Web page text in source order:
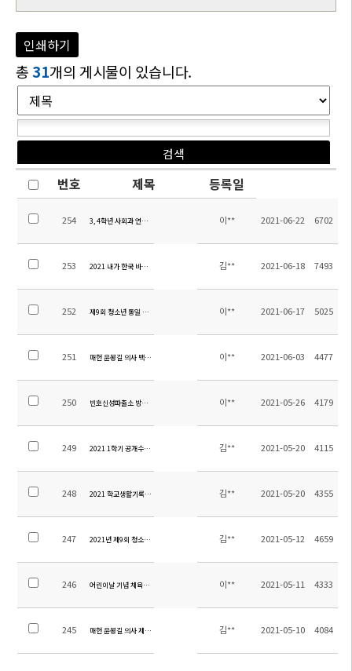
인쇄하기
총 31개의 게시물이 있습니다.
번호 제목 등록일
254 3, 4학년 사회과 연계 역사탐방 현장학습 이** 2021-06-22 6702
253 2021 내가 한국 바로 알리기의 주인공 에세이 공모전 안내 ( 한국학중앙연구회 주최)
김** 2021-06-18 7493
252 제9회 청소년 통일 축제 시상식 이** 2021-06-17 5025
251 매헌 윤봉길 의사 백일장 시상식 이** 2021-06-03 4477
250 빈호신성파출소 방문 협의회 이** 2021-05-26 4179
249 2021 1학기 공개수업의 날 풍경 김** 2021-05-20 4115
248 2021 학교생활기록부 변경사항 정리 안내 김** 2021-05-20 4355
247 2021년 제9회 청소년 통일 축제 관련 안내 김** 2021-05-12 4659
246 어린이날 기념 체육대회 이** 2021-05-11 4333
245 매헌 윤봉길 의사 제89주년 상해 의거 기념 제17회 한글 백일장 결과 안내
김** 2021-05-10 4084